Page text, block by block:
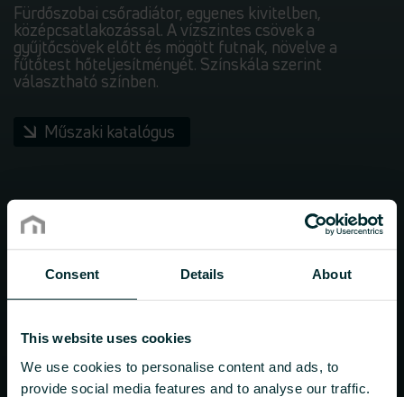
Consent Details About
This website uses cookies
We use cookies to personalise content and ads, to
provide social media features and to analyse our traffic.
Fürdőszobai csőradiátor, egyenes kivitelben,
középcsatlakozással. A vízszintes csövek a
gyűjtőcsövek előtt és mögött futnak, növelve a
fűtőtest hőteljesítményét. Színskála szerint
választható színben.
Műszaki katalógus